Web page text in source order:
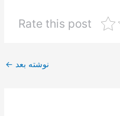
Rate this post
نوشته بعد ←